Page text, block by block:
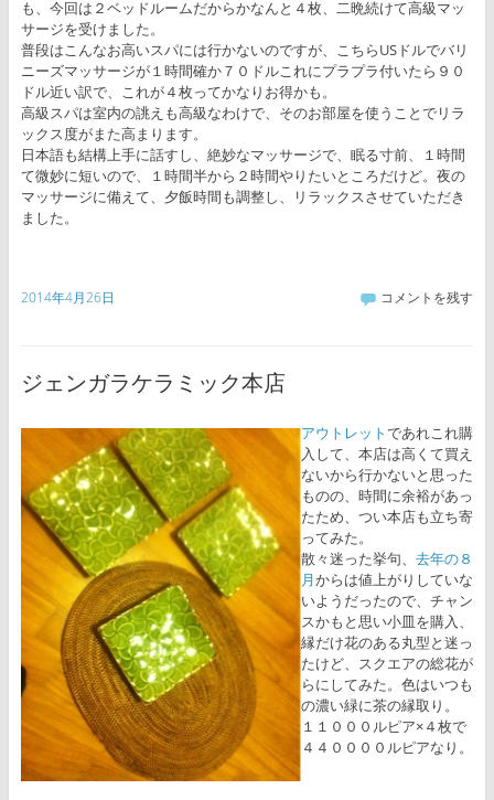
も、今回は２ベッドルームだからかなんと４枚、二晩続けて高級マッ
サージを受けました。
普段はこんなお高いスパには行かないのですが、こちらUSドルでバリ
ニーズマッサージが１時間確か７０ドルこれにプラプラ付いたら９０
ドル近い訳で、これが４枚ってかなりお得かも。
高級スパは室内の誂えも高級なわけで、そのお部屋を使うことでリラ
ックス度がまた高まります。
日本語も結構上手に話すし、絶妙なマッサージで、眠る寸前、１時間
て微妙に短いので、１時間半から２時間やりたいところだけど。夜の
マッサージに備えて、夕飯時間も調整し、リラックスさせていただき
ました。
2014年4月26日 コメントを残す
ジェンガラケラミック本店
アウトレットであれこれ購
入して、本店は高くて買え
ないから行かないと思った
ものの、時間に余裕があっ
たため、つい本店も立ち寄
ってみた。
散々迷った挙句、 去年の８
月からは値上がりしていな
いようだったので、チャン
スかもと思い小皿を購入、
縁だけ花のある丸型と迷っ
たけど、スクエアの総花が
らにしてみた。色はいつも
の濃い緑に茶の縁取り。
１１０００ルピア×４枚で
４４００００ルピアなり。